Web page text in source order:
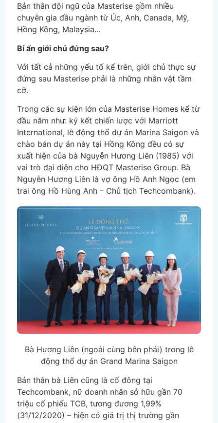
Bản thân đội ngũ của Masterise gồm nhiều
chuyên gia đầu ngành từ Úc, Anh, Canada, Mỹ,
Hồng Kông, Malaysia…
Bí ẩn giới chủ đứng sau?
Với tất cả những yếu tố kể trên, giới chủ thực sự
đứng sau Masterise phải là những nhân vật tầm
cỡ.
Trong các sự kiện lớn của Masterise Homes kể từ
đầu năm như: ký kết chiến lược với Marriott
International, lễ động thổ dự án Marina Saigon và
chào bán dự án này tại Hồng Kông đều có sự
xuất hiện của bà Nguyễn Hương Liên (1985) với
vai trò đại diện cho HĐQT Masterise Group. Bà
Nguyễn Hương Liên là vợ ông Hồ Anh Ngọc (em
trai ông Hồ Hùng Anh – Chủ tịch Techcombank).
Bà Hương Liên (ngoài cùng bên phải) trong lễ
động thổ dự án Grand Marina Saigon
Bản thân bà Liên cũng là cổ đông tại
Techcombank, nữ doanh nhân sở hữu gần 70
triệu cổ phiếu TCB, tương đương 1,99%
(31/12/2020) – hiện có giá trị thị trường gần